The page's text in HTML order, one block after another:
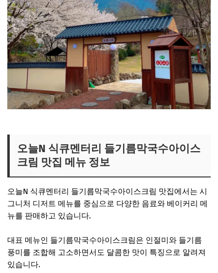
오늘N 식큐멘터리 들기름막국수아이스
크림 맛집 메뉴 정보
오늘N 식큐멘터리 들기름막국수아이스크림 맛집에서는 시
그니처 디저트 메뉴를 중심으로 다양한 음료와 베이커리 메
뉴를 판매하고 있습니다.
대표 메뉴인 들기름막국수아이스크림은 인절미와 들기름
풍미를 조합해 고소하면서도 달콤한 맛이 특징으로 알려져
있습니다.